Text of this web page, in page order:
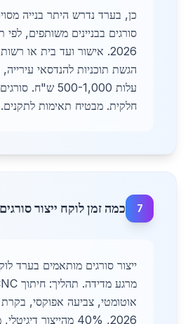
כן, בערד נדרש היתר בנייה
2026. אישור ועד בית או
עלות 500-1,000
חלקית. מבטיח תאימות לתקנים.
7 כמה זמן לוקח ייצור
אוטומטי, צביעה אפוקסי,
2026, 40% מהייצור